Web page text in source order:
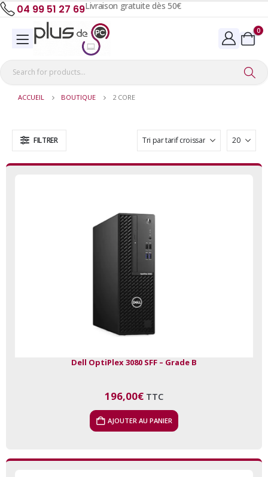
04 99 51 27 69Livraison gratuite dès 50€
0
ACCUEIL BOUTIQUE 2 CORE
FILTRER
Dell OptiPlex 3080 SFF – Grade B
196,00€ TTC
AJOUTER AU PANIER